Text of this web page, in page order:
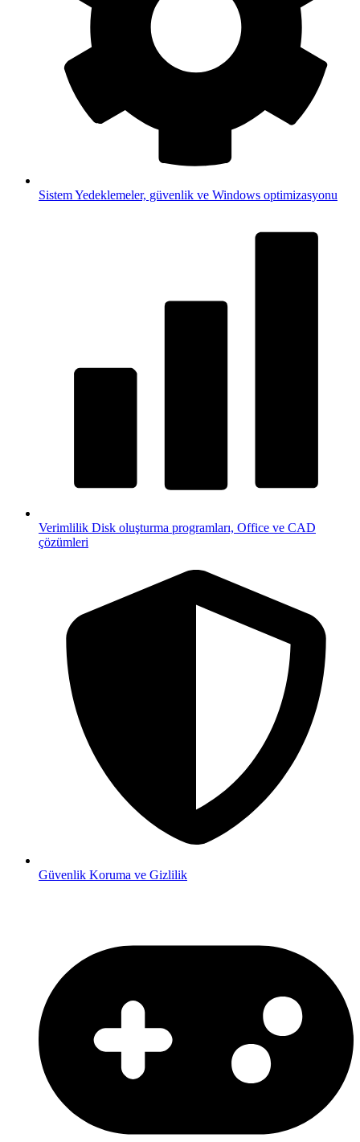
SistemYedeklemeler, güvenlik ve Windows optimizasyonu
Verimlilik Disk oluşturma programları, Office ve CAD
çözümleri
Güvenlik Koruma ve Gizlilik